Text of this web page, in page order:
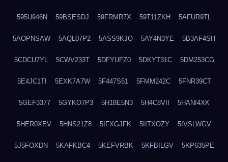
595U946N 59BSESDJ 59FRMR7X 59T11ZKH 5AFUR9TL
5AOPNSAW 5AQL07P2 5ASS9KJO 5AY4N3YE 5B3AF4SH
5CDCU7YL 5CWV233T 5DFYUFZ0 5DKYT31C 5DM253CG
5E4JC1TI 5EXK7A7W 5F447S51 5FMM242C 5FNR39CT
5GEF3377 5GYKO7P3 5H18E5N3 5H4C8VII 5HANI4XK
5HER0XEV 5HNS21Z8 5IFXGJFK 5IITXOZY 5IVSLWGV
5J5FOXDN 5KAFKBC4 5KEFVRBK 5KFBILGV 5KP635PE